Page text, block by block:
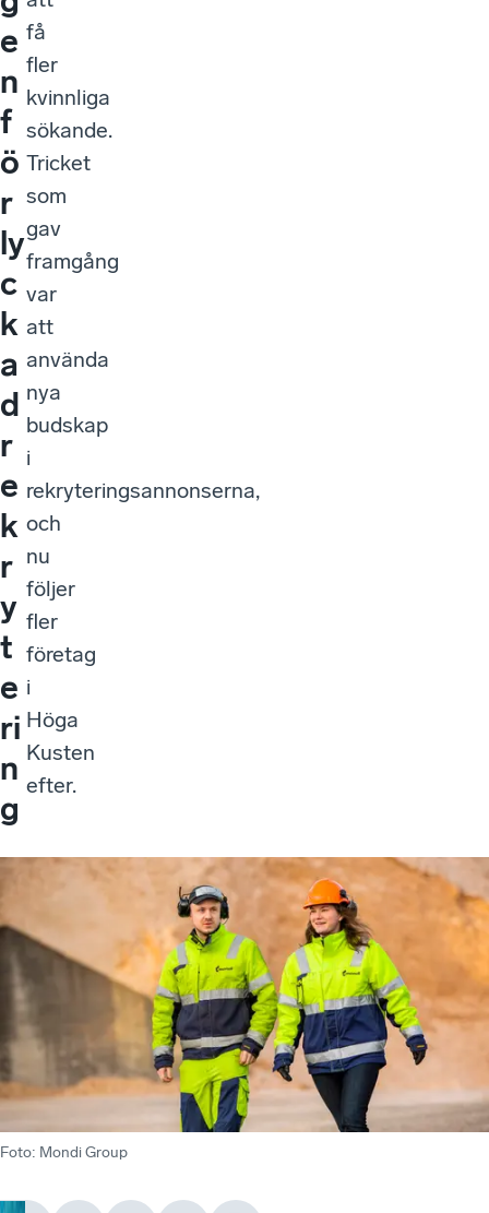
e
n
f
ö
r
ly
c
k
a
d
r
e
k
r
y
t
e
ri
n
g
få
fler
kvinnliga
sökande.
Tricket
som
gav
framgång
var
att
använda
nya
budskap
i
rekryteringsannonserna,
och
nu
följer
fler
företag
i
Höga
Kusten
efter.
Foto: Mondi Group